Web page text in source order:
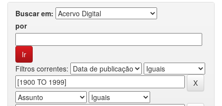
Buscar em:
por
Filtros correntes: